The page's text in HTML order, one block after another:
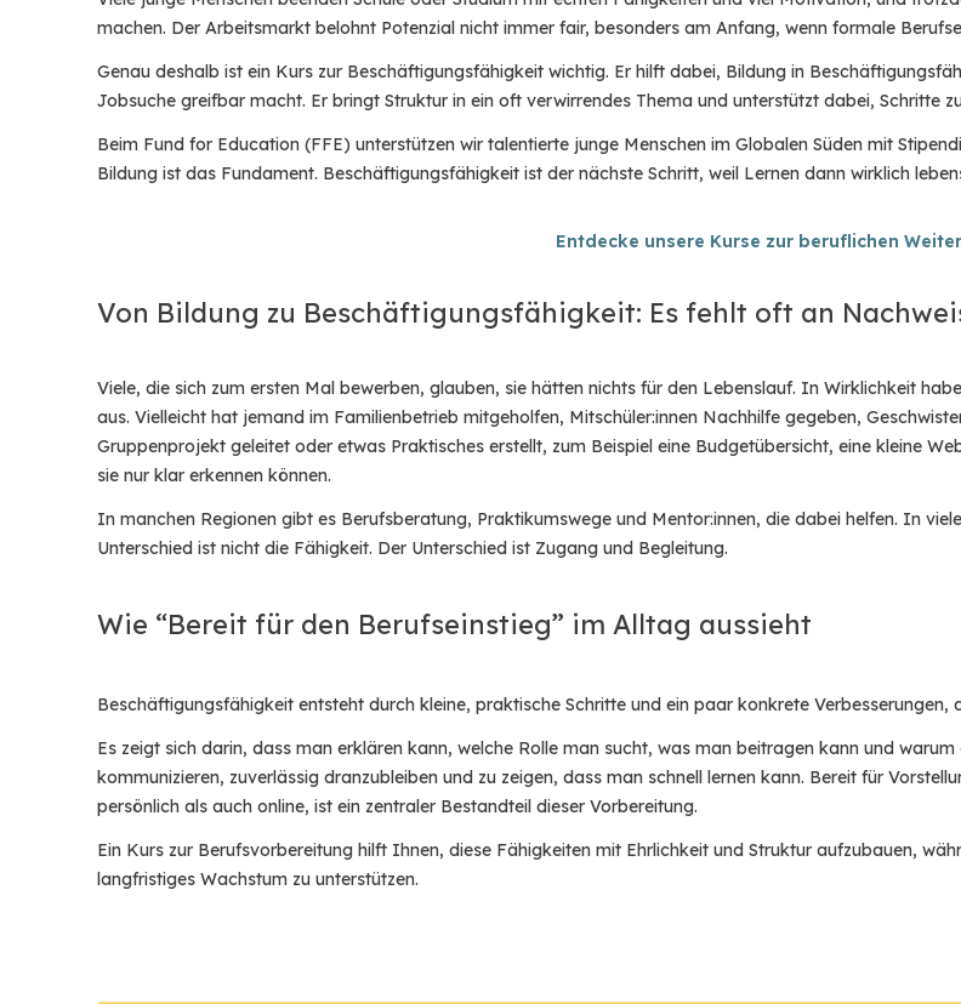
Linkedin
Twitter
Facebook
Telegram
machen. Der Arbeitsmarkt belohnt Potenzial nicht immer fair, besonders am Anfang, wenn formale
Genau deshalb ist ein Kurs zur Beschäftigungsfähigkeit wichtig. Er hilft dabei, Bildung in
Jobsuche greifbar macht. Er bringt Struktur in ein oft verwirrendes Thema und unterstützt dabei, Schritte
Beim Fund for Education (FFE) unterstützen wir talentierte junge Menschen im Globalen Süden mit
Bildung ist das Fundament. Beschäftigungsfähigkeit ist der nächste Schritt, weil Lernen dann wirklich
Entdecke unsere Kurse zur beruflichen
Von Bildung zu Beschäftigungsfähigkeit: Es fehlt oft an
Viele, die sich zum ersten Mal bewerben, glauben, sie hätten nichts für den Lebenslauf. In Wirklichkeit
aus. Vielleicht hat jemand im Familienbetrieb mitgeholfen, Mitschüler:innen Nachhilfe gegeben,
Gruppenprojekt geleitet oder etwas Praktisches erstellt, zum Beispiel eine Budgetübersicht, eine kleine
sie nur klar erkennen können.
In manchen Regionen gibt es Berufsberatung, Praktikumswege und Mentor:innen, die dabei helfen. In
Unterschied ist nicht die Fähigkeit. Der Unterschied ist Zugang und Begleitung.
Wie “Bereit für den Berufseinstieg” im Alltag aussieht
Beschäftigungsfähigkeit entsteht durch kleine, praktische Schritte und ein paar konkrete Verbesserungen,
Es zeigt sich darin, dass man erklären kann, welche Rolle man sucht, was man beitragen kann und
kommunizieren, zuverlässig dranzubleiben und zu zeigen, dass man schnell lernen kann. Bereit für
persönlich als auch online, ist ein zentraler Bestandteil dieser Vorbereitung.
Ein Kurs zur Berufsvorbereitung hilft Ihnen, diese Fähigkeiten mit Ehrlichkeit und Struktur aufzubauen,
langfristiges Wachstum zu unterstützen.